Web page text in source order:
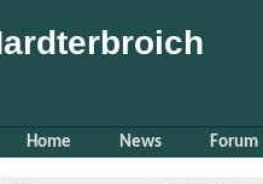
Home News Forum